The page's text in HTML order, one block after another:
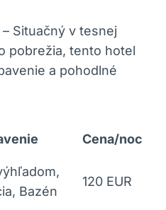
Situačný v tesnej
pobrežia, tento hotel
a pohodlné
Cena/noc
Bazén
120 EUR